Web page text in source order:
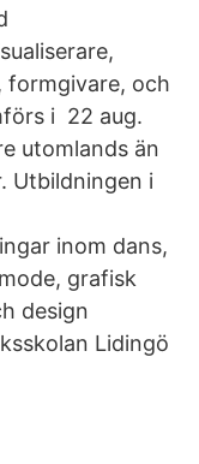
formgivare, och
i 22 aug.
utomlands än
Utbildningen i
inom dans,
grafisk
design
Lidingö